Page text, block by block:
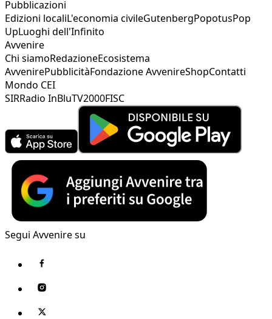
Pubblicazioni
Edizioni localiL'economia civileGutenbergPopotusPop
UpLuoghi dell'Infinito
Avvenire
Chi siamoRedazioneEcosistema
AvvenirePubblicitàFondazione AvvenireShopContatti
Mondo CEI
SIRRadio InBluTV2000FISC
Segui Avvenire su